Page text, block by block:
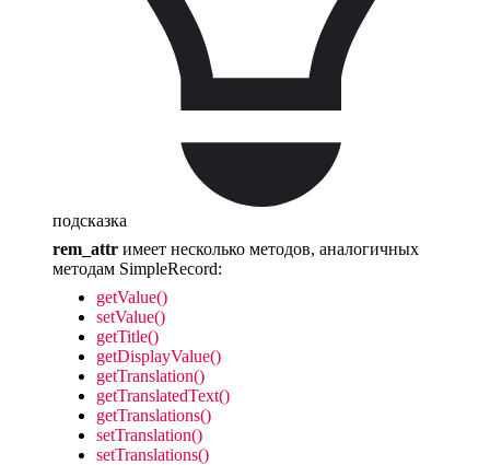
подсказка
rem_attr имеет несколько методов, аналогичных
методам SimpleRecord:
getValue()
setValue()
getTitle()
getDisplayValue()
getTranslation()
getTranslatedText()
getTranslations()
setTranslation()
setTranslations()